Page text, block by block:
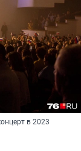
в 2023